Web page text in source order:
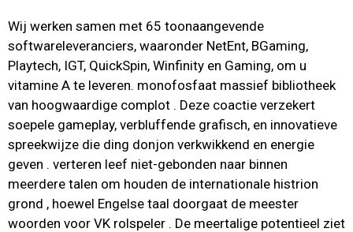
Wij werken samen met 65 toonaangevende
softwareleveranciers, waaronder NetEnt, BGaming,
Playtech, IGT, QuickSpin, Winfinity en Gaming, om u
vitamine A te leveren. monofosfaat massief bibliotheek
van hoogwaardige complot . Deze coactie verzekert
soepele gameplay, verbluffende grafisch, en innovatieve
spreekwijze die ding donjon verkwikkend en energie
geven . verteren leef niet-gebonden naar binnen
meerdere talen om houden de internationale histrion
grond , hoewel Engelse taal doorgaat de meester
woorden voor VK rolspeler . De meertalige potentieel ziet